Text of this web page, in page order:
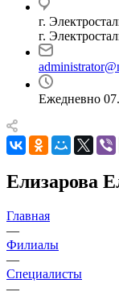
г.
г.
Ежедневно
Елизарова
Главная
—
Филиалы
—
Специалисты
—